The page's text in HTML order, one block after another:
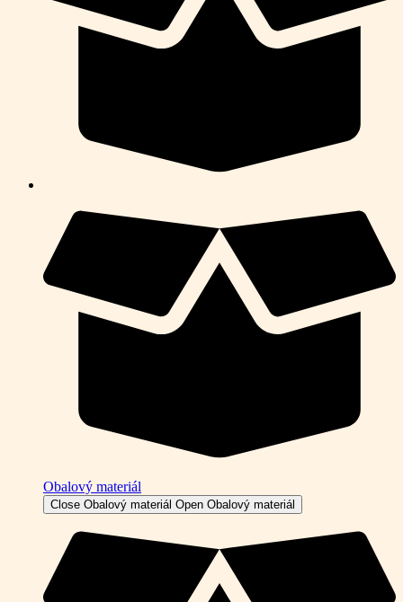
Obalový materiál
Close Obalový materiál Open Obalový materiál